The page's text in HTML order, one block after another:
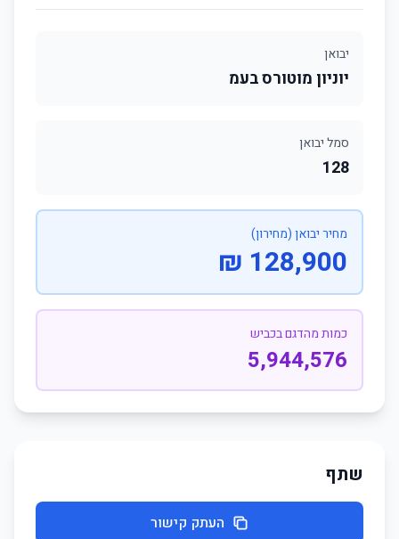
יבואן
יוניון מוטורס בעמ
סמל יבואן
128
מחיר יבואן (מחירון)
128,900 ₪
כמות מהדגם בכביש
5,944,576
שתף
העתק קישור